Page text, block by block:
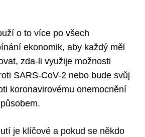
o to více po všech
ekonomik, aby každý měl
zda-li využije možnosti
SARS-CoV-2 nebo bude svůj
koronavirovému onemocnění
je klíčové a pokud se někdo